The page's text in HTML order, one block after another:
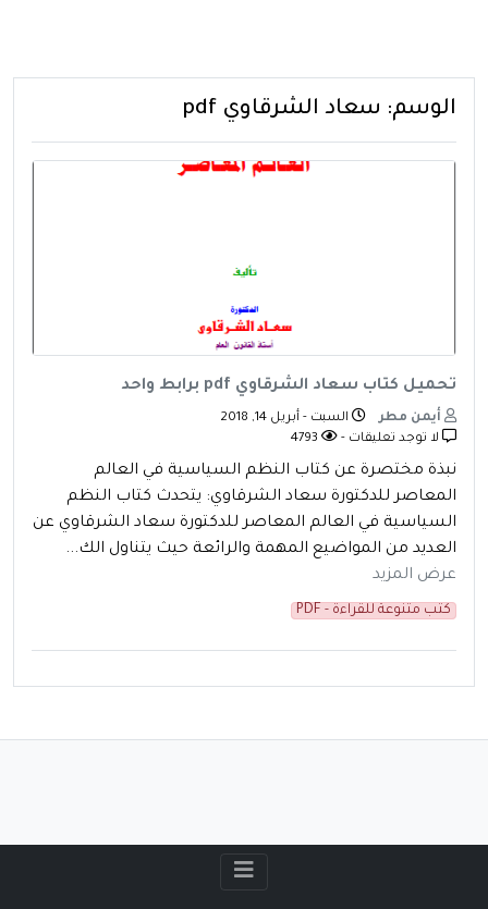
الوسم: سعاد الشرقاوي pdf
تحميل كتاب سعاد الشرقاوي pdf برابط واحد
أيمن مطر
السبت - أبريل 14, 2018
لا توجد تعليقات -
نبذة مختصرة عن كتاب النظم السياسية في العالم
المعاصر للدكتورة سعاد الشرقاوي: يتحدث كتاب النظم
السياسية في العالم المعاصر للدكتورة سعاد الشرقاوي عن
العديد من المواضيع المهمة والرائعة حيث يتناول الك...
عرض المزيد
كتب متنوعة للقراءة - PDF